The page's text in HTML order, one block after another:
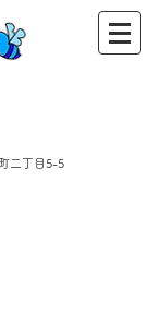
二丁目5-5